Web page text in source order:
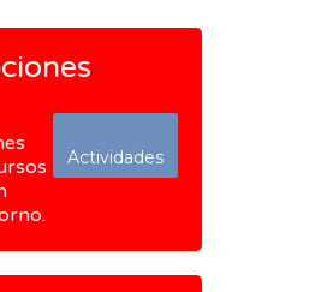
Actividades